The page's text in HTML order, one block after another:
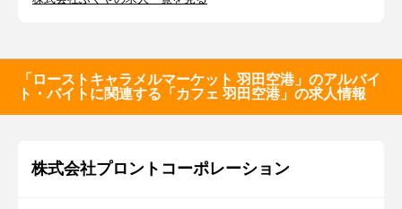
「ローストキャラメルマーケット 羽田空港」のアルバイ
ト・バイトに関連する「カフェ 羽田空港」の求人情報
株式会社プロントコーポレーション